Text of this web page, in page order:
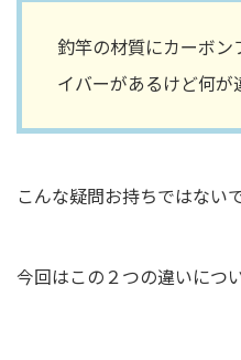
釣竿の材質にカーボン
イバーがあるけど何が
こんな疑問お持ちではない
今回はこの２つの違いにつ